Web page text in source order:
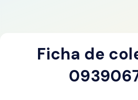
Ficha de